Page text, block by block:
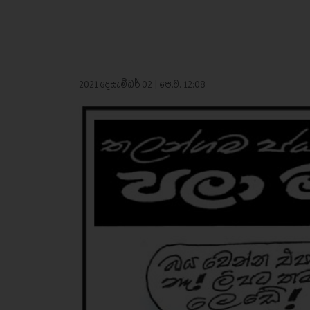
2021 දෙසැම්බර් 02 | පෙ.ව. 12:08